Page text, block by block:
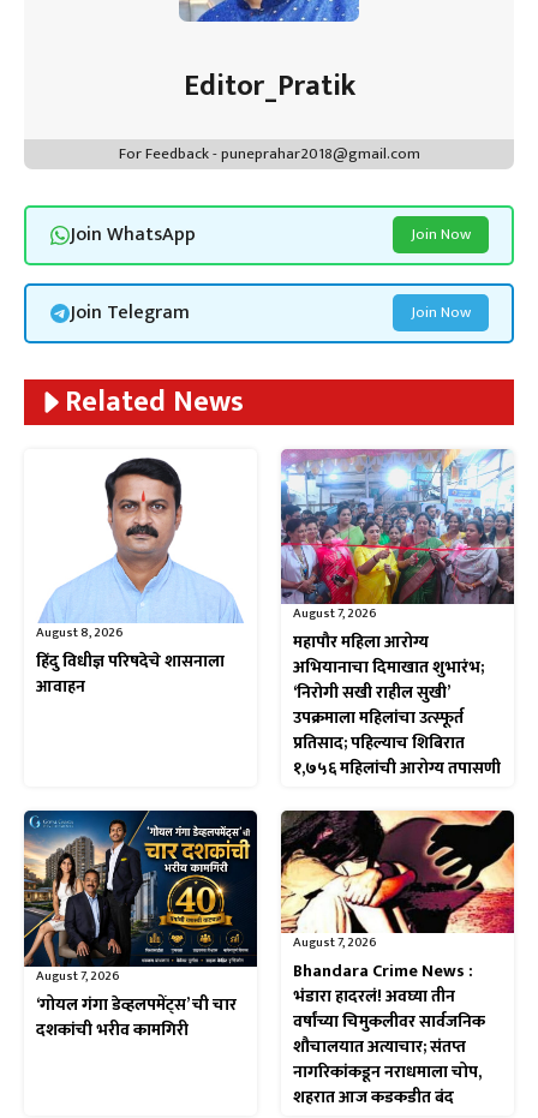
Editor_Pratik
For Feedback - puneprahar2018@gmail.com
Join WhatsApp Join Now
Join Telegram Join Now
Related News
August 8, 2026
हिंदु विधीज्ञ परिषदेचे शासनाला
आवाहन
August 7, 2026
महापौर महिला आरोग्य
अभियानाचा दिमाखात शुभारंभ;
‘निरोगी सखी राहील सुखी’
उपक्रमाला महिलांचा उत्स्फूर्त
प्रतिसाद; पहिल्याच शिबिरात
१,७५६ महिलांची आरोग्य तपासणी
August 7, 2026
‘गोयल गंगा डेव्हलपमेंट्स’ ची चार
दशकांची भरीव कामगिरी
August 7, 2026
Bhandara Crime News :
भंडारा हादरलं! अवघ्या तीन
वर्षांच्या चिमुकलीवर सार्वजनिक
शौचालयात अत्याचार; संतप्त
नागरिकांकडून नराधमाला चोप,
शहरात आज कडकडीत बंद